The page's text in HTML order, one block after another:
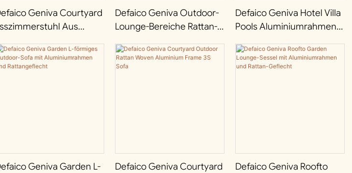
Geniva Courtyard
Aus
Defaico Geniva Outdoor-
Lounge-Bereiche Rattan-
Aluminiumrahmen-Hocker
Defaico Geniva Hotel Villa
Pools Aluminiumrahmen
Verstellbare Doppelliege
Geniva Garden L-
Defaico Geniva Courtyard
Defaico Geniva Roofto